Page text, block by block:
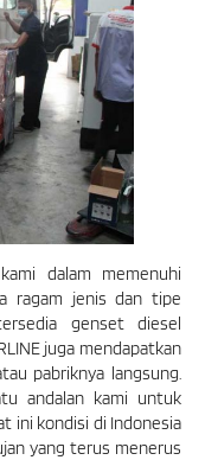
dalam memenuhi
ragam jenis dan tipe
genset diesel
juga mendapatkan
pabriknya langsung.
andalan kami untuk
ini kondisi di Indonesia
yang terus menerus